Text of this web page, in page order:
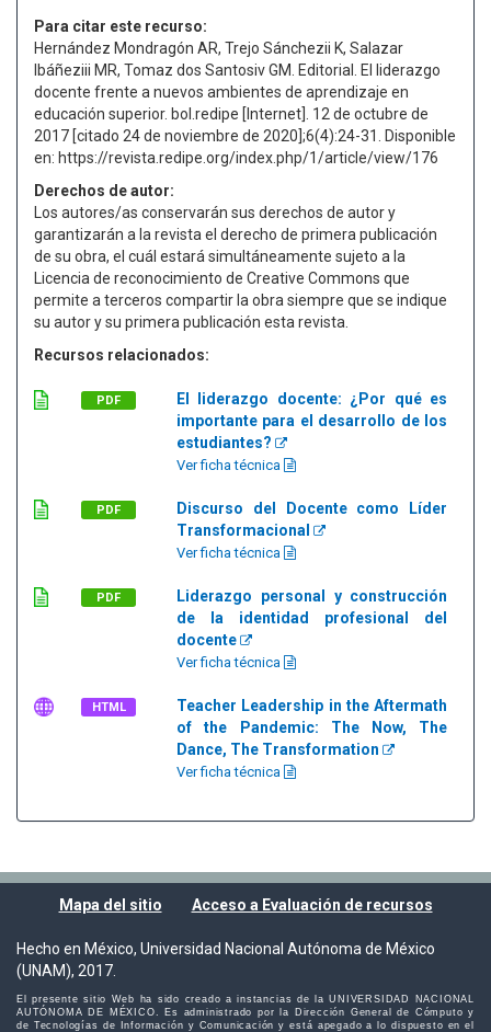
Para citar este recurso:
Hernández Mondragón AR, Trejo Sánchezii K, Salazar
Ibáñeziii MR, Tomaz dos Santosiv GM. Editorial. El liderazgo
docente frente a nuevos ambientes de aprendizaje en
educación superior. bol.redipe [Internet]. 12 de octubre de
2017 [citado 24 de noviembre de 2020];6(4):24-31. Disponible
en: https://revista.redipe.org/index.php/1/article/view/176
Derechos de autor:
Los autores/as conservarán sus derechos de autor y
garantizarán a la revista el derecho de primera publicación
de su obra, el cuál estará simultáneamente sujeto a la
Licencia de reconocimiento de Creative Commons que
permite a terceros compartir la obra siempre que se indique
su autor y su primera publicación esta revista.
Recursos relacionados:
PDF
El liderazgo docente: ¿Por qué es
importante para el desarrollo de los
estudiantes?
Ver ficha técnica
PDF
Discurso del Docente como Líder
Transformacional
Ver ficha técnica
PDF
Liderazgo personal y construcción
de la identidad profesional del
docente
Ver ficha técnica
HTML
Teacher Leadership in the Aftermath
of the Pandemic: The Now, The
Dance, The Transformation
Ver ficha técnica
Mapa del sitio Acceso a Evaluación de recursos
Hecho en México, Universidad Nacional Autónoma de México
(UNAM), 2017.
El presente sitio Web ha sido creado a instancias de la UNIVERSIDAD NACIONAL
AUTÓNOMA DE MÉXICO. Es administrado por la Dirección General de Cómputo y
de Tecnologías de Información y Comunicación y está apegado a lo dispuesto en el